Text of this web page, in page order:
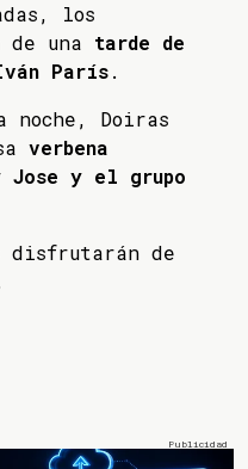
los
de una tarde de
París.
Doiras
verbena
Jose y el grupo
disfrutarán de